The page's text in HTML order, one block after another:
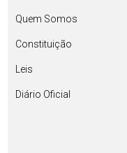
Quem Somos
Constituição
Leis
Diário Oficial